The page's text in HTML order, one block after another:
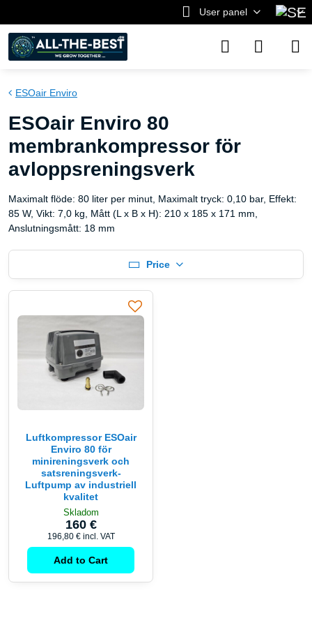
User panel
ESOair Enviro
ESOair Enviro 80
membrankompressor för
avloppsreningsverk
Maximalt flöde: 80 liter per minut, Maximalt tryck: 0,10 bar, Effekt:
85 W, Vikt: 7,0 kg, Mått (L x B x H): 210 x 185 x 171 mm,
Anslutningsmått: 18 mm
Price
Luftkompressor ESOair
Enviro 80 för
minireningsverk och
satsreningsverk-
Luftpump av industriell
kvalitet
Skladom
160 €
196,80 € incl. VAT
Add to Cart